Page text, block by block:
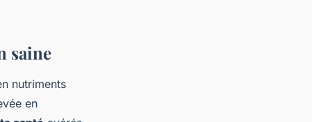
saine
nutriments
en